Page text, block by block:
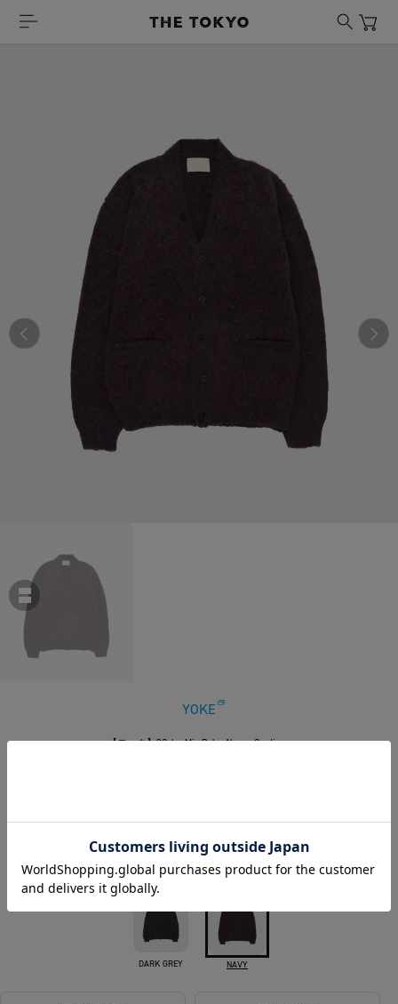
YOKE
【ヨーク】3Color Mix Baby Alpaca Cardigan
2025年09月20日 12:00発売開始
カラー
DARK GREY NAVY